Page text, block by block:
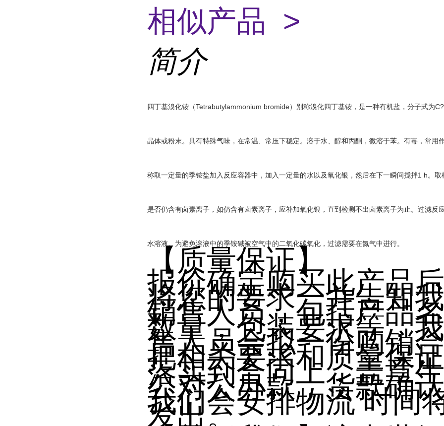
相似产品 >
简介
四丁基溴化铵（Tetrabutylammonium bromide）别称溴化四丁基铵，是一种有机盐，分子式为
晶体或粉末。 具有特殊气味，在常温、常压下稳定。溶于水、醇和丙酮，微溶于苯。有毒，常用
称取一定量的季铵盐加入反应容器中，加入一定量的水以及氧化银，然后在下一瞬间搅拌1 h。
是否仍含有卤素离子，如仍含有卤素离子，应补加氧化银，直到检测不出卤素离子为止。过滤反
水溶液。为避免溶液中的季铵碱被空气中的二氧化碳氧化，过滤需要在氮气中进行。
【质量保证】
报价确定购买此产品
将您的要求一并告知
销售人员，包括产品
数量，包装要求等，
售人员会拟一份购销
把相关要求和质量保
落实到合同上，盖章
公对公办款，货款确
我们会安排物流 时间
发出。